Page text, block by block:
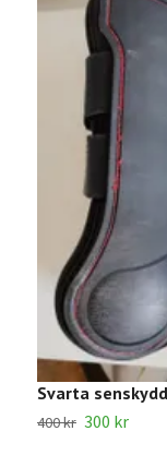
Svarta
400 kr 300 kr